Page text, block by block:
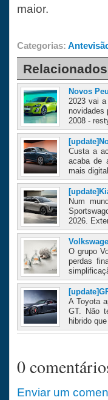
maior.
Categorias:
Relacionados
Novos
2023 vai
novidades
2008 -
Custa a
acaba de
mais
Num
2026.
O grupo
perdas
A Toyota
GT. Não
hibrido
0
Enviar um